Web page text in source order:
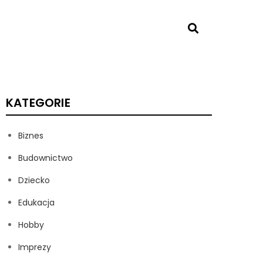
KATEGORIE
Biznes
Budownictwo
Dziecko
Edukacja
Hobby
Imprezy